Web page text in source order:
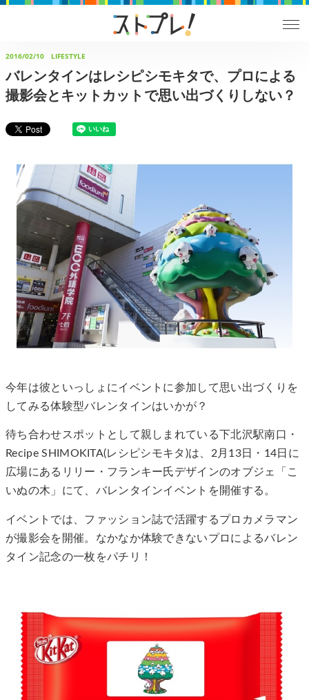
2016/02/10 LIFESTYLE
バレンタインはレシピシモキタで、プロによる
撮影会とキットカットで思い出づくりしない？
今年は彼といっしょにイベントに参加して思い出づくりを
してみる体験型バレンタインはいかが？
待ち合わせスポットとして親しまれている下北沢駅南口・
Recipe SHIMOKITA(レシピシモキタ)は、2月13日・14日に
広場にあるリリー・フランキー氏デザインのオブジェ「こ
いぬの木」にて、バレンタインイベントを開催する。
イベントでは、ファッション誌で活躍するプロカメラマン
が撮影会を開催。なかなか体験できないプロによるバレン
タイン記念の一枚をパチリ！